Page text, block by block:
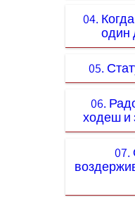
04.
один
05.
06.
ходеш и